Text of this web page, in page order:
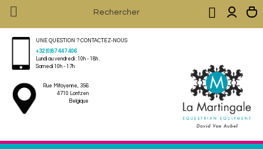
 
UNE QUESTION ? CONTACTEZ-NOUS
+32 (0)87 447 406
Lundi au vendredi : 10h - 18h .
Samedi 10h - 17h
Rue Mitoyenne, 356
4710 Lontzen
Belgique